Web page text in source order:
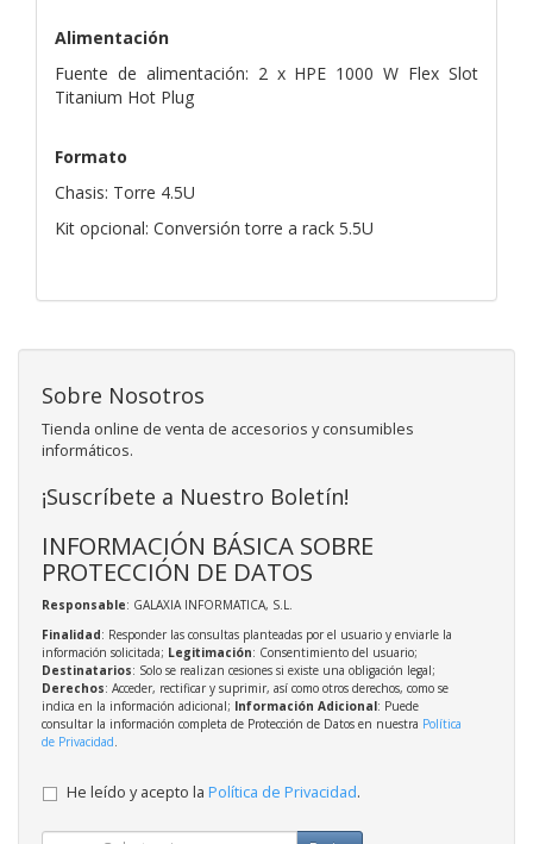
Alimentación
Fuente de alimentación: 2 x HPE 1000 W Flex Slot
Titanium Hot Plug
Formato
Chasis: Torre 4.5U
Kit opcional: Conversión torre a rack 5.5U
Sobre Nosotros
Tienda online de venta de accesorios y consumibles
informáticos.
¡Suscríbete a Nuestro Boletín!
INFORMACIÓN BÁSICA SOBRE
PROTECCIÓN DE DATOS
Responsable: GALAXIA INFORMATICA, S.L.
Finalidad: Responder las consultas planteadas por el usuario y enviarle la
información solicitada; Legitimación: Consentimiento del usuario;
Destinatarios: Solo se realizan cesiones si existe una obligación legal;
Derechos: Acceder, rectificar y suprimir, así como otros derechos, como se
indica en la información adicional; Información Adicional: Puede
consultar la información completa de Protección de Datos en nuestra Política
de Privacidad
He leído y acepto la Política de Privacidad.